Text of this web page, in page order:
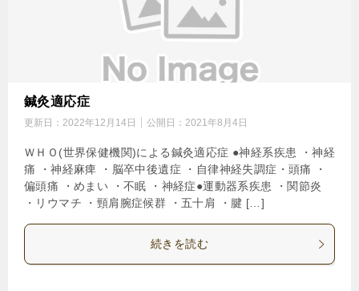
鍼灸適応症
更新日： 2022年12月14日 公開日： 2021年8月4日
ＷＨＯ(世界保健機関)による鍼灸適応症 ●神経系疾患 ・神経
痛 ・神経麻痺 ・脳卒中後遺症 ・自律神経失調症・頭痛 ・
偏頭痛 ・めまい ・不眠 ・神経症●運動器系疾患 ・関節炎
・リウマチ ・頸肩腕症候群 ・五十肩 ・腱 […]
続きを読む